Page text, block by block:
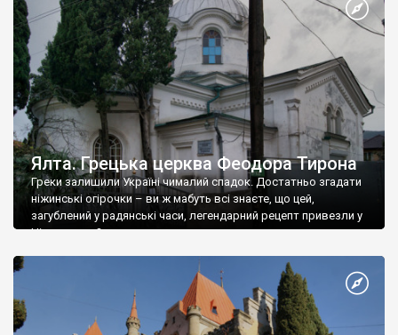
Ялта. Грецька церква Феодора Тирона
Греки залишили Україні чималий спадок. Достатньо згадати
ніжинські огірочки – ви ж мабуть всі знаєте, що цей,
загублений у радянські часи, легендарний рецепт привезли у
Ніжин греки?